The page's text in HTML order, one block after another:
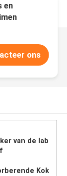
en
ons
van de lab
Kok